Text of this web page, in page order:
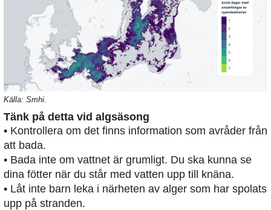
Källa: Smhi.
Tänk på detta vid algsäsong
• Kontrollera om det finns information som avråder från
att bada.
• Bada inte om vattnet är grumligt. Du ska kunna se
dina fötter när du står med vatten upp till knäna.
• Låt inte barn leka i närheten av alger som har spolats
upp på stranden.